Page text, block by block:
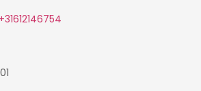
+31612146754